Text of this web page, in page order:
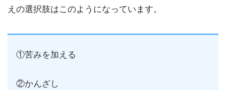
えの選択肢はこのようになっています。
①苦みを加える
②かんざし